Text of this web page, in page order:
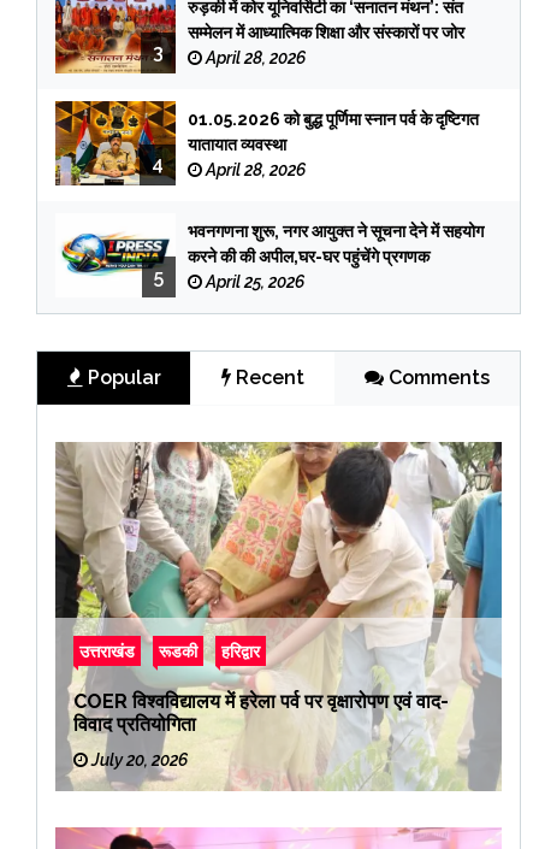
3
रुड़की में कोर यूनिवर्सिटी का ‘सनातन मंथन’: संत
सम्मेलन में आध्यात्मिक शिक्षा और संस्कारों पर जोर
April 28, 2026
4
01.05.2026 को बुद्ध पूर्णिमा स्नान पर्व के दृष्टिगत
यातायात व्यवस्था
April 28, 2026
5
भवनगणना शुरू, नगर आयुक्त ने सूचना देने में सहयोग
करने की की अपील,घर-घर पहुंचेंगे प्रगणक
April 25, 2026
Popular Recent Comments
उत्तराखंड रूडकी हरिद्वार
COER विश्वविद्यालय में हरेला पर्व पर वृक्षारोपण एवं वाद-
विवाद प्रतियोगिता
July 20, 2026